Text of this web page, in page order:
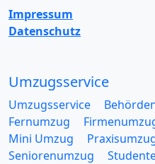
Impressum
Datenschutz
Umzugsservice
Umzugsservice
Fernumzug
Mini Umzug
Seniorenumzug